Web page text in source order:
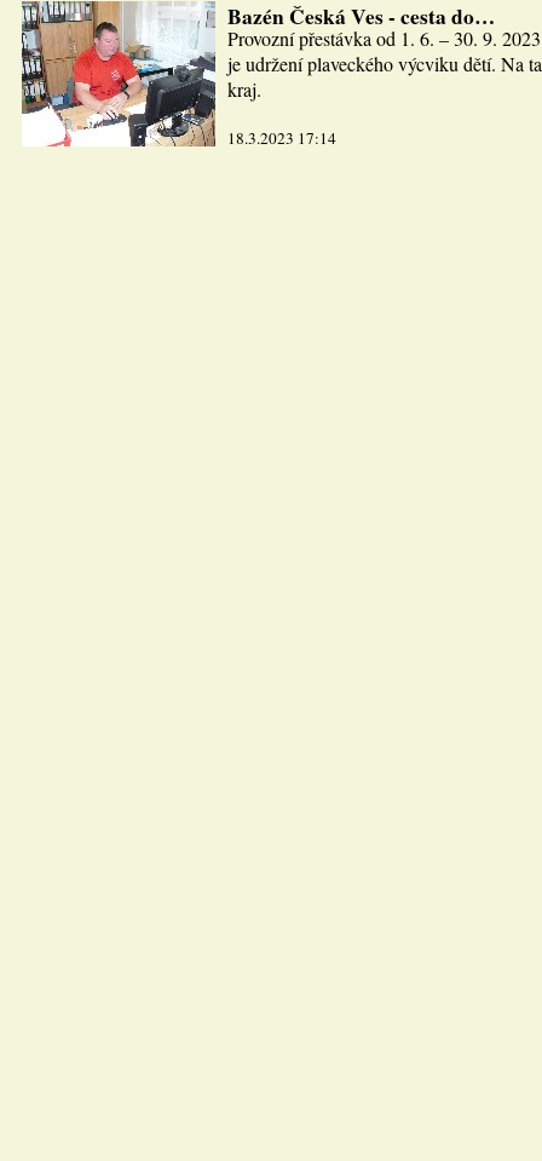
Bazén Česká Ves - cesta do…
Provozní přestávka od 1. 6. – 30. 9.
je udržení plaveckého výcviku dětí. Na
kraj.
18.3.2023 17:14